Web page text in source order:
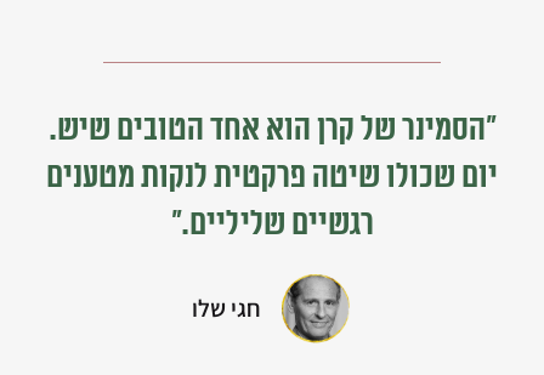
“הסמינר של קרן הוא אחד הטובים שיש.
יום שכולו שיטה פרקטית לנקות מטענים
רגשיים שליליים.”
חגי שלו